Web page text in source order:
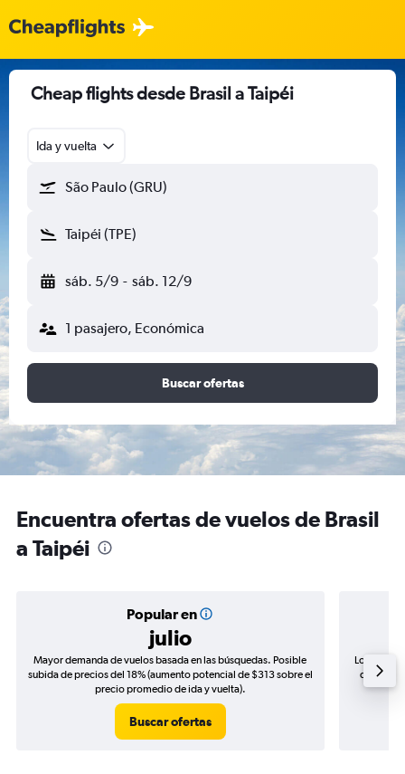
Cheap flights desde Brasil a Taipéi
Ida y vuelta
São Paulo (GRU)
Taipéi (TPE)
sáb. 5/9 - sáb. 12/9
1 pasajero, Económica
Buscar ofertas
Encuentra ofertas de vuelos de Brasil
a Taipéi
Popular en
julio
Mayor demanda de vuelos basada en las búsquedas. Posible
subida de precios del 18% (aumento potencial de $313 sobre el
precio promedio de ida y vuelta).
Buscar ofertas
Los
de